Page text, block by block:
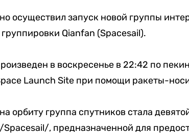
осуществил запуск новой группы
Qianfan (Spacesail).
в воскресенье в 22:42 по
Launch Site при помощи ракеты-
орбиту группа спутников стала
, предназначенной для